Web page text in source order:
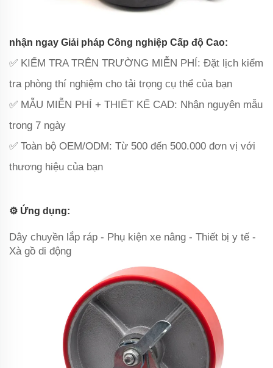
nhận ngay Giải pháp Công nghiệp Cấp độ Cao:
✅ KIỂM TRA TRÊN TRƯỜNG MIỄN PHÍ: Đặt lịch kiểm
tra phòng thí nghiệm cho tải trọng cụ thể của bạn
✅ ‌MẪU MIỄN PHÍ + THIẾT KẾ CAD‌: Nhận nguyên mẫu
trong 7 ngày
✅ ‌Toàn bộ OEM/ODM‌: Từ 500 đến 500.000 đơn vị với
thương hiệu của bạn
⚙️ ‌Ứng dụng‌:
Dây chuyền lắp ráp - Phụ kiện xe nâng - Thiết bị y tế -
Xà gồ di động